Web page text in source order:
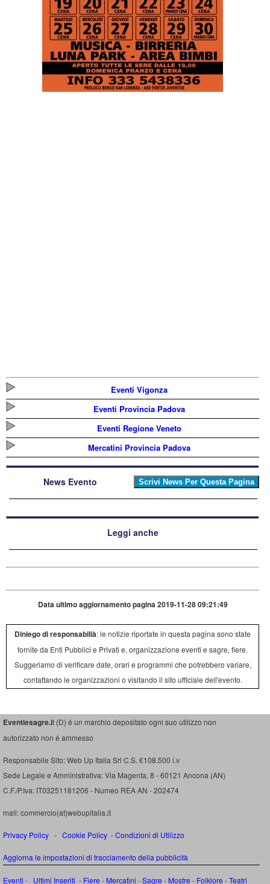
Eventi Vigonza
Eventi Provincia Padova
Eventi Regione Veneto
Mercatini Provincia Padova
News Evento
Leggi anche
Data ultimo aggiornamento pagina 2019-11-28 09:21:49
Diniego di responsabilià: le notizie riportate in questa pagina sono state
fornite da Enti Pubblici e Privati e, organizzazione eventi e sagre, fiere.
Suggeriamo di verificare date, orari e programmi che potrebbero variare,
contattando le organizzazioni o visitando il sito ufficiale dell'evento.
Eventiesagre.it (D) é un marchio depositato ogni suo utilizzo non
autorizzato non é ammesso
Responsabile Sito: Web Up Italia Srl C.S. €108.500 i.v
Sede Legale e Amministrativa: Via Magenta, 8 - 60121 Ancona (AN)
C.F./P.Iva: IT03251181206 - Numeo REA AN - 202474
mail: commercio(at)webupitalia.it
Privacy Policy - Cookie Policy -Condizioni di Utilizzo
Aggiorna le impostazioni di tracciamento della pubblicità
Eventi - Ultimi Inseriti - Fiere - Mercatini -Sagre - Mostre - Folklore -Teatri